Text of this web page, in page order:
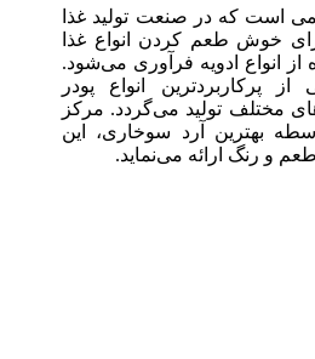
است که در صنعت تولید غذا
خوش طعم کردن انواع غذا
از انواع ادویه فرآوری می‌شود.
پرکاربردترین انواع پودر
مختلف تولید می‌گردد. مرکز
بهترین آرد سوخاری، این
و رنگ ارائه می‌نماید.